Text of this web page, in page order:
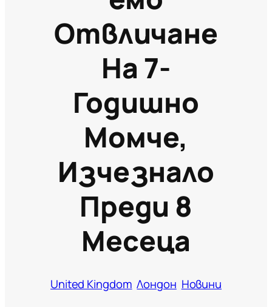
Отвличане
На 7-
Годишно
Момче,
Изчезнало
Преди 8
Месеца
United Kingdom Лондон Новини